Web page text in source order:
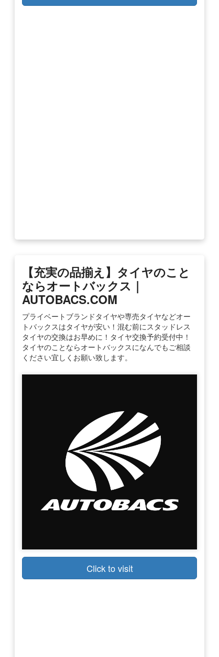
【充実の品揃え】タイヤのこと
ならオートバックス｜
AUTOBACS.COM
プライベートブランドタイヤや専売タイヤなどオー
トバックスはタイヤが安い！混む前にスタッドレス
タイヤの交換はお早めに！タイヤ交換予約受付中！
タイヤのことならオートバックスになんでもご相談
ください宜しくお願い致します。
Click to visit